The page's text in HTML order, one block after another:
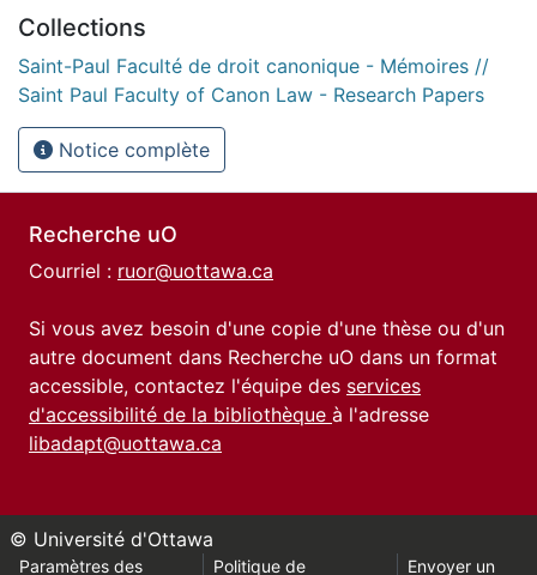
Collections
Saint-Paul Faculté de droit canonique - Mémoires //
Saint Paul Faculty of Canon Law - Research Papers
Notice complète
Recherche uO
Courriel : ruor@uottawa.ca
Si vous avez besoin d'une copie d'une thèse ou d'un
autre document dans Recherche uO dans un format
accessible, contactez l'équipe des services
d'accessibilité de la bibliothèque à l'adresse
libadapt@uottawa.ca
© Université d'Ottawa
Paramètres des Politique de Envoyer un